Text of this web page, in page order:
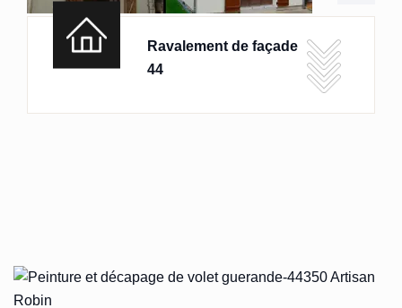
Ravalement de façade
44